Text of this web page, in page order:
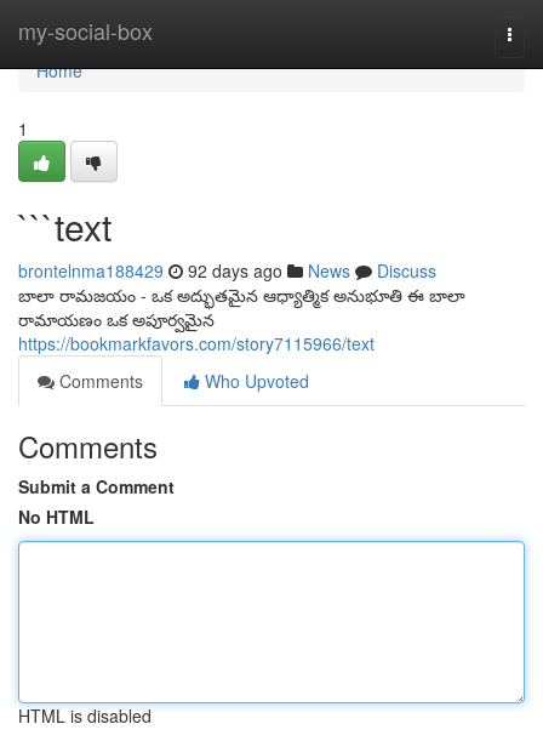
my-social-box
Home
Home
1
```text
brontelnma188429 92 days ago News
Discuss
బాలా రామజయం - ఒక అద్భుతమైన ఆధ్యాత్మిక అనుభూతి ఈ బాలా
రామాయణం ఒక అపూర్వమైన
https://bookmarkfavors.com/story7115966/text
Comments
Who Upvoted
Comments
Submit a Comment
No HTML
HTML is disabled